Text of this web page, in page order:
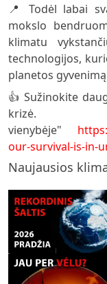
📍 Todėl labai
mokslo
klimatu
technologijos,
planetos
👍 Sužinokite
krizė.
vienybėje"
our-survival-is-in-
Naujausios